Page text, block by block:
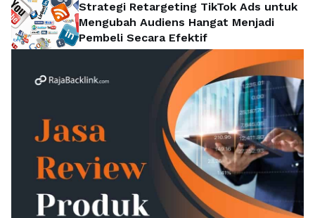
Strategi Retargeting TikTok Ads untuk
Mengubah Audiens Hangat Menjadi
Pembeli Secara Efektif